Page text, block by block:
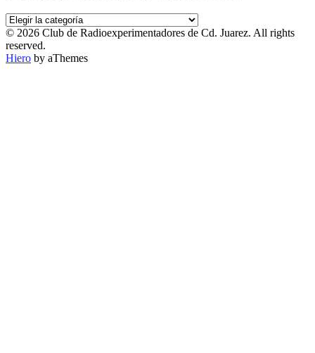
PUBLICACIONES
POR
CATEGORÍA
© 2026 Club de Radioexperimentadores de Cd. Juarez. All rights
reserved.
Hiero by aThemes